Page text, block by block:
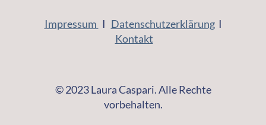
Impressum I DatenschutzerklärungI
Kontakt
© 2023 Laura Caspari. Alle Rechte
vorbehalten.